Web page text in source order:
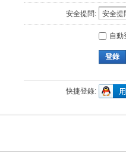
安全提問:
自動
登錄
快捷登錄: